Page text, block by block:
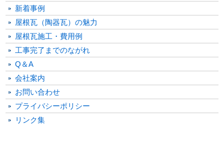
新着事例
屋根瓦（陶器瓦）の魅力
屋根瓦施工・費用例
工事完了までのながれ
Q＆A
会社案内
お問い合わせ
プライバシーポリシー
リンク集